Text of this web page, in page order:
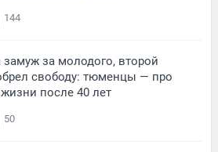
144
за молодого, второй
свободу: тюменцы — про
после 40 лет
50